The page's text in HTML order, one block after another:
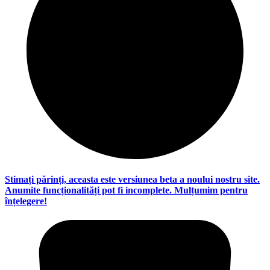
Stimați părinți, aceasta este versiunea beta a noului nostru site.
Anumite funcționalități pot fi incomplete. Mulțumim pentru
înțelegere!